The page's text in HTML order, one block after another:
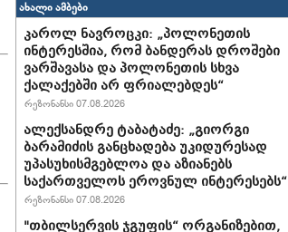
ახალი ამბები
კაროლ ნავროცკი: „პოლონეთის
ინტერესშია, რომ ბანდერას დროშები
ვარშავასა და პოლონეთის სხვა
ქალაქებში არ ფრიალებდეს“
რეზონანსი 07.08.2026
ალექსანდრე ტაბატაძე: „გიორგი
ბარამიძის განცხადება უკიდურესად
უპასუხისმგებლოა და აზიანებს
საქართველოს ეროვნულ ინტერესებს“
რეზონანსი 07.08.2026
"თბილსერვის ჯგუფის“ ორგანიზებით,